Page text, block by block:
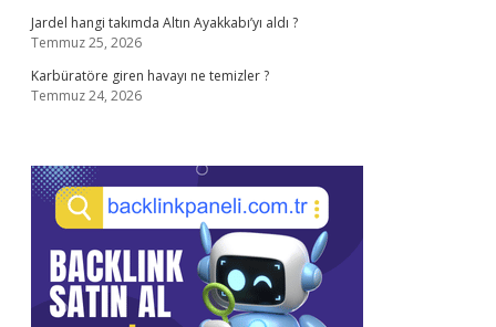
Jardel hangi takımda Altın Ayakkabı’yı aldı ?
Temmuz 25, 2026
Karbüratöre giren havayı ne temizler ?
Temmuz 24, 2026